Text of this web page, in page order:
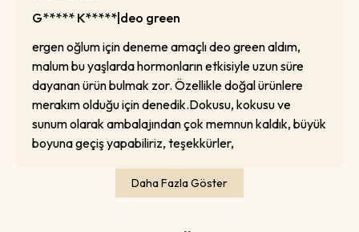
G***** K***** deo green
ergen oğlum için deneme amaçlı deo green aldım,
malum bu yaşlarda hormonların etkisiyle uzun süre
dayanan ürün bulmak zor. Özellikle doğal ürünlere
merakım olduğu için denedik.Dokusu, kokusu ve
sunum olarak ambalajından çok memnun kaldık, büyük
boyuna geçiş yapabiliriz, teşekkürler,
Daha Fazla Göster